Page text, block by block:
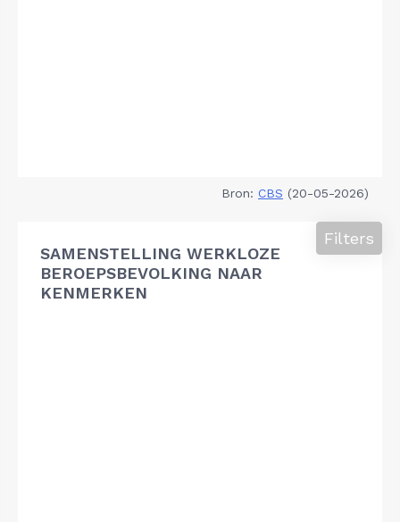
Bron: CBS (20-05-2026)
SAMENSTELLING WERKLOZE
BEROEPSBEVOLKING NAAR
KENMERKEN
Filters